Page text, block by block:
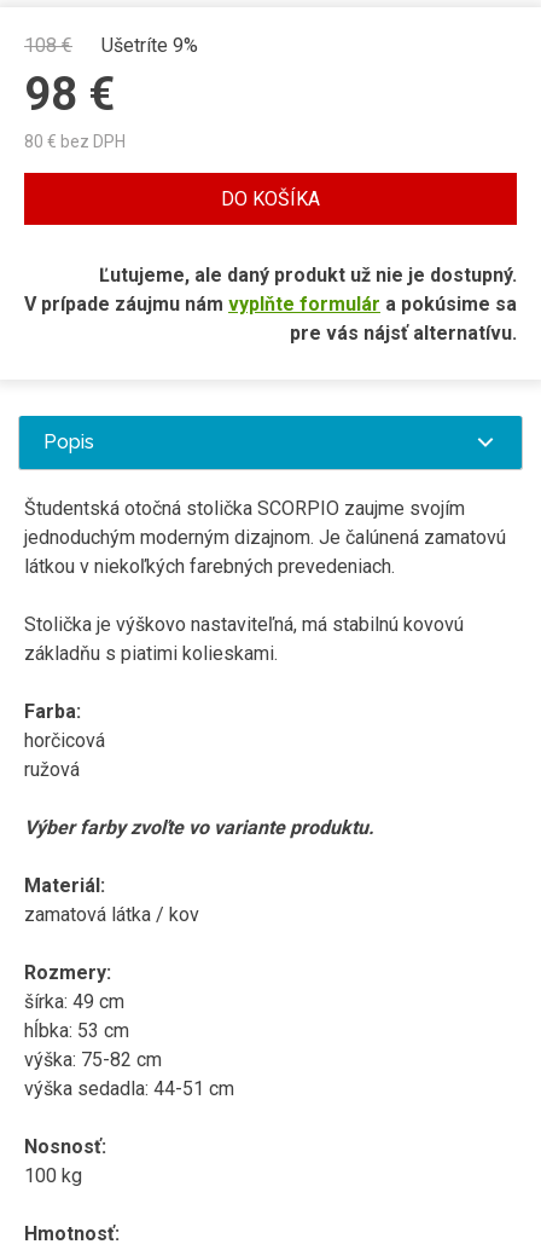
108€ Ušetríte 9%
98 €
80 € bez DPH
DO KOŠÍKA
Ľutujeme, ale daný produkt už nie je dostupný.
V prípade záujmu nám vyplňte formulár a pokúsime sa
pre vás nájsť alternatívu.
Popis
Študentská otočná stolička SCORPIO zaujme svojím
jednoduchým moderným dizajnom. Je čalúnená zamatovú
látkou v niekoľkých farebných prevedeniach.
Stolička je výškovo nastaviteľná, má stabilnú kovovú
základňu s piatimi kolieskami.
Farba:
horčicová
ružová
Výber farby zvoľte vo variante produktu.
Materiál:
zamatová látka / kov
Rozmery:
šírka: 49 cm
hĺbka: 53 cm
výška: 75-82 cm
výška sedadla: 44-51 cm
Nosnosť:
100 kg
Hmotnosť: